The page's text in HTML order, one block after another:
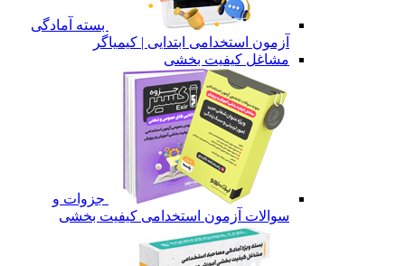
بسته آمادگی
آزمون استخدامی ابتدایی | کیمیاگر
مشاغل کیفیت بخشی
جزوات و
سوالات آزمون استخدامی کیفیت بخشی